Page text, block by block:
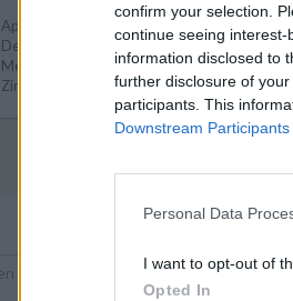
confirm your selection.
continue seeing
information disclosed to
further disclosure of
participants. This
Downstream Participants
Personal Data
I want to opt-out of
Opted In
Apfel Rezepte Apfelkuchen Rezepte
Dessert Rezepte
/Eier Rezepte/Kuchen
Mehlspeisen Rezepte/Nachspeisen Rezepte
Zimt Rezepte